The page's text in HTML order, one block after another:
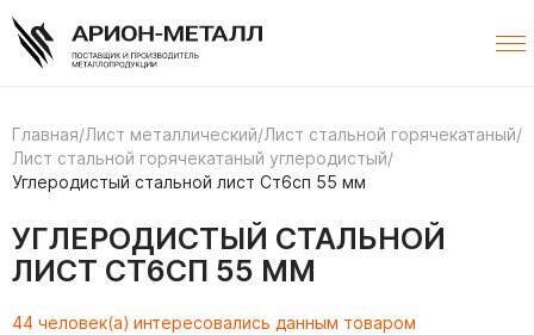
Главная/Лист металлический/Лист стальной горячекатаный/
Лист стальной горячекатаный углеродистый/
Углеродистый стальной лист Ст6сп 55 мм
УГЛЕРОДИСТЫЙ СТАЛЬНОЙ
ЛИСТ СТ6СП 55 ММ
44 человек(а) интересовались данным товаром